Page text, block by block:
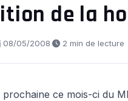
de la
08/05/2008· 2 min de lecture
ce mois-ci du